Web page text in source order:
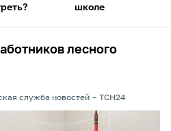
школе
лесного
служба новостей ТСН24